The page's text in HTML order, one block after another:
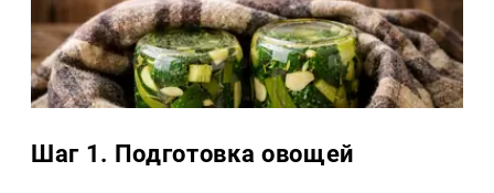
Шаг 1. Подготовка овощей